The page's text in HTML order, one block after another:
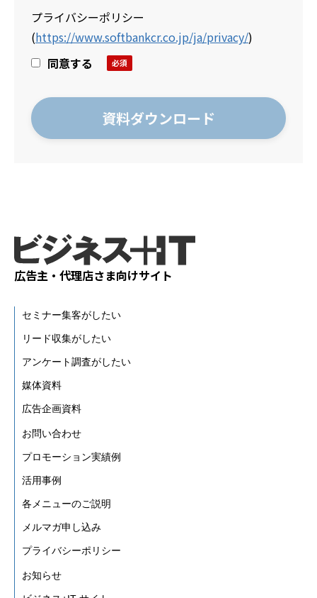
プライバシーポリシー
(https://www.softbankcr.co.jp/ja/privacy/)
同意する
広告主・代理店さま向けサイト
セミナー集客がしたい
リード収集がしたい
アンケート調査がしたい
媒体資料
広告企画資料
お問い合わせ
プロモーション実績例
活用事例
各メニューのご説明
メルマガ申し込み
プライバシーポリシー
お知らせ